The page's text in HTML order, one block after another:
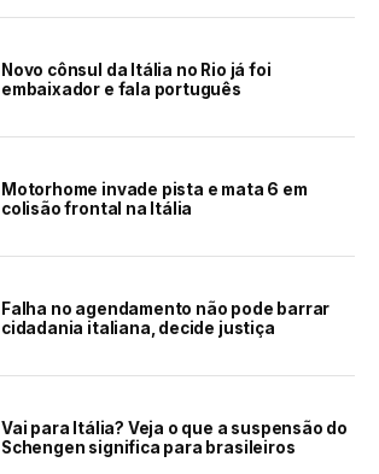
Novo cônsul da Itália no Rio já foi
embaixador e fala português
Motorhome invade pista e mata 6 em
colisão frontal na Itália
Falha no agendamento não pode barrar
cidadania italiana, decide justiça
Vai para Itália? Veja o que a suspensão do
Schengen significa para brasileiros